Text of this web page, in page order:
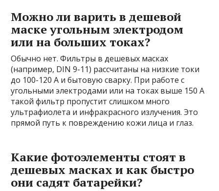
Можно ли варить в дешевой
маске угольным электродом
или на больших токах?
Обычно нет. Фильтры в дешевых масках
(например, DIN 9-11) рассчитаны на низкие токи
до 100-120 А и бытовую сварку. При работе с
угольными электродами или на токах выше 150 А
такой фильтр пропустит слишком много
ультрафиолета и инфракрасного излучения. Это
прямой путь к повреждению кожи лица и глаз.
Какие фотоэлементы стоят в
дешевых масках и как быстро
они садят батарейки?